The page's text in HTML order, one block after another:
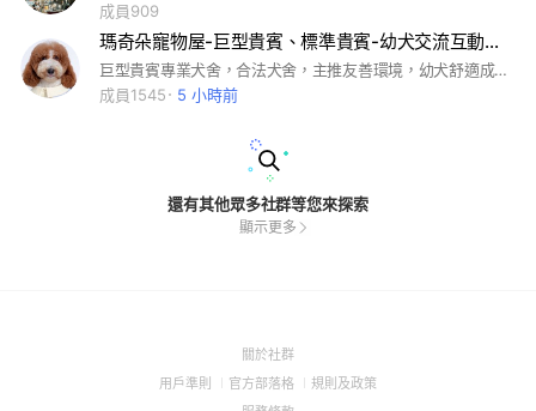
成員909
瑪奇朵寵物屋-巨型貴賓、標準貴賓-幼犬交流互動平台
巨型貴賓專業犬舍，合法犬舍，主推友善環境，幼犬舒適成長，保母專職照顧，歡迎現場跟寶寶互動，特寵業繁字第s1070014號 #禁止其他同業刊登幼犬資訊，認養文，送養文，推銷，廣告，其他不相關資訊，違者強制退出社群#巨型貴賓 #標準貴賓 #大型犬 #泰迪熊 #紅白花 #巧白花 #瑪奇朵 #寵物 #寵物買賣
成員1545
5 小時前
還有其他眾多社群等您來探索
顯示更多
關於社群(Open
用戶準則
(Open
官方部落格
(Open
規則及政策(Open